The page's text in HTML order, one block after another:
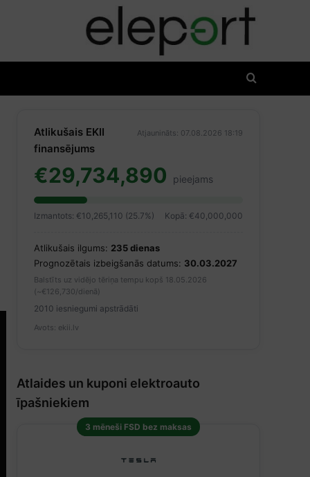
Atlikušais EKII
finansējums
Atjaunināts: 07.08.2026 18:19
€29,734,890 pieejams
Izmantots: €10,265,110 (25.7%) Kopā: €40,000,000
Atlikušais ilgums: 235 dienas
Prognozētais izbeigšanās datums: 30.03.2027
Balstīts uz vidējo tēriņa tempu kopš 18.05.2026
(~€126,730/dienā)
2010 iesniegumi apstrādāti
Avots: ekii.lv
Atlaides un kuponi elektroauto
īpašniekiem
3 mēneši FSD bez maksas